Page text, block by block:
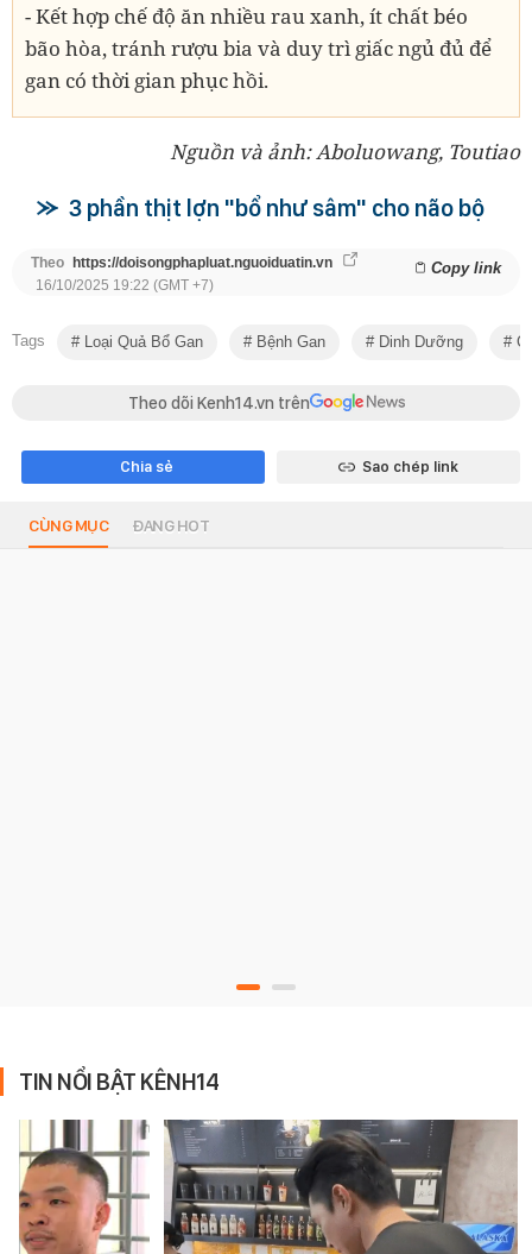
- Kết hợp chế độ ăn nhiều rau xanh, ít chất béo
bão hòa, tránh rượu bia và duy trì giấc ngủ đủ để
gan có thời gian phục hồi.
Nguồn và ảnh: Aboluowang, Toutiao
3 phần thịt lợn "bổ như sâm" cho não bộ
Theo https://doisongphapluat.nguoiduatin.vn Copy link
16/10/2025 19:22 (GMT +7)
Tags Loại Quả Bổ Gan Bệnh Gan Dinh Dưỡng
Theo dõi Kenh14.vn trên
Chia sẻ Sao chép link
CÙNG MỤC ĐANG HOT
TIN NỔI BẬT KÊNH14